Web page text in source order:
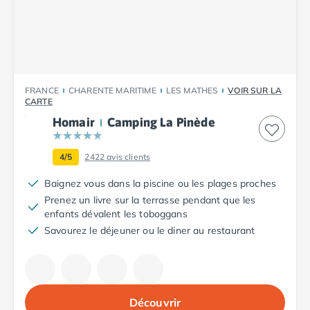
Camping Dinard
Camping Saint-Malo
Camping Morbihan
Camping Auray
Camping Carnac
Camping La Trinité sur Mer
Camping Locmariaquer
Camping Penestin
Camping Quiberon
Camping Ardennes
FRANCE CHARENTE MARITIME LES MATHES
VOIR SUR LA
CARTE
Homair Camping La Pinède
4/5 2422avis clients
Baignez vous dans la piscine ou les plages proches
Prenez un livre sur la terrasse pendant que les
enfants dévalent les toboggans
Savourez le déjeuner ou le diner au restaurant
Découvrir